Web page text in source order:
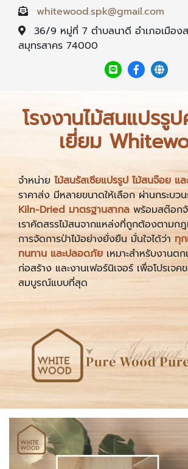
whitewood.spk@gmail.com
36/9 หมู่ที่ 7 ตำบลนาดี อำเภอเมือง
สมุทรสาคร 74000
โรงงานไม้สนแปร
เยี่ยม
จำหน่าย ไม้สนรัสเซียแปรรูป ไม้สนจ๊อย แ
ราคาส่ง มีหลายขนาดให้เลือก ผ่านกระบว
Kiln-Dried มาตรฐานสากล พร้อมสต๊อก
เราคัดสรรไม้สนจากแหล่งที่ถูกต้องตามก
การจัดการป่าไม้อย่างยั่งยืน มั่นใจได้ว่า ทุ
ทนทาน และปลอดภัย เหมาะสำหรับงานต
ก่อสร้าง และงานเฟอร์นิเจอร์ เพื่อโปรเจ
สมบูรณ์แบบที่สุด